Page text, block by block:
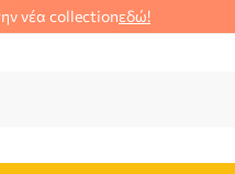
νέα collectionεδώ!